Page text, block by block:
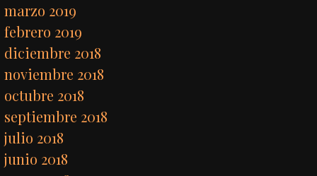
marzo 2019
febrero 2019
diciembre 2018
noviembre 2018
octubre 2018
septiembre 2018
julio 2018
junio 2018